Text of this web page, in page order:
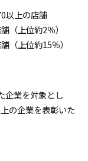
以上の店舗
（上位約2％）
（上位約15％）
企業を対象とし
の企業を表彰いた